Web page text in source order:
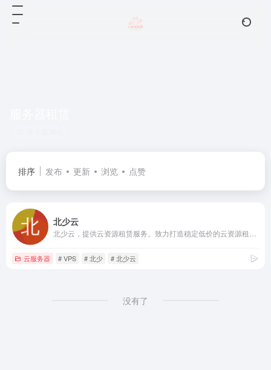
排序 发布 更新 浏览 点赞
北少云
云服务器 # VPS # 北少 # 北少云
没有了